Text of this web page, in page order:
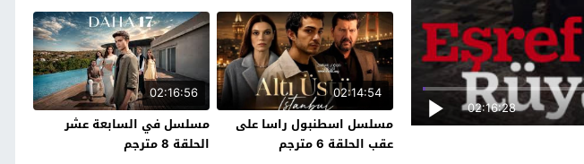
02:16:28
02:14:54
مسلسل اسطنبول راسا على
عقب الحلقة 6 مترجم
02:16:56
مسلسل في السابعة عشر
الحلقة 8 مترجم